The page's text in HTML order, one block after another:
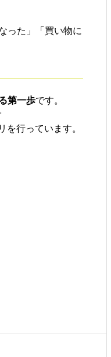
った」「買い物に
第一歩です。
行っています。